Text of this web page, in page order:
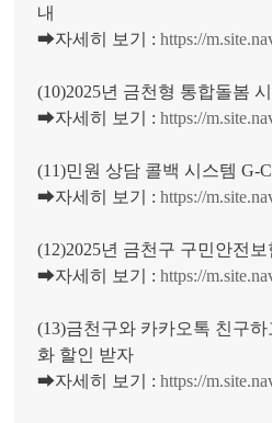
내
➡자세히 보기 :https://
(10)2025년 금천형 통합돌봄
➡자세히 보기 :https://
(11)민원 상담 콜백 시스템 G-
➡자세히 보기 :https://
(12)2025년 금천구 구민안전보
➡자세히 보기 :https://
(13)금천구와 카카오톡 친구
화 할인 받자
➡자세히 보기 :https://